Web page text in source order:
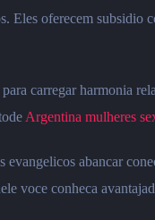
Eles oferecem
carregar harmonia
Argentina mulheres
abancar
voce conheca